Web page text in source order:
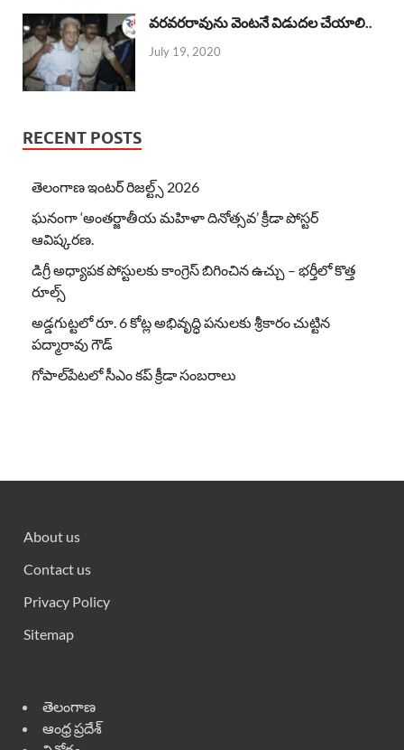
వరవరరావును వెంటనే విడుదల చేయాలి..
July 19, 2020
RECENT POSTS
తెలంగాణ ఇంటర్ రిజల్ట్స్ 2026
ఘనంగా ‘అంతర్జాతీయ మహిళా దినోత్సవ’ క్రీడా పోస్టర్
ఆవిష్కరణ.
డిగ్రీ అధ్యాపక పోస్టులకు కాంగ్రెస్ బిగించిన ఉచ్చు – భర్తీలో కొత్త
రూల్స్
అడ్డగుట్టలో రూ. 6 కోట్ల అభివృద్ధి పనులకు శ్రీకారం చుట్టిన
పద్మారావు గౌడ్
గోపాల్‌పేటలో సీఎం కప్ క్రీడా సంబరాలు
About us
Contact us
Privacy Policy
Sitemap
తెలంగాణ
ఆంధ్ర ప్రదేశ్